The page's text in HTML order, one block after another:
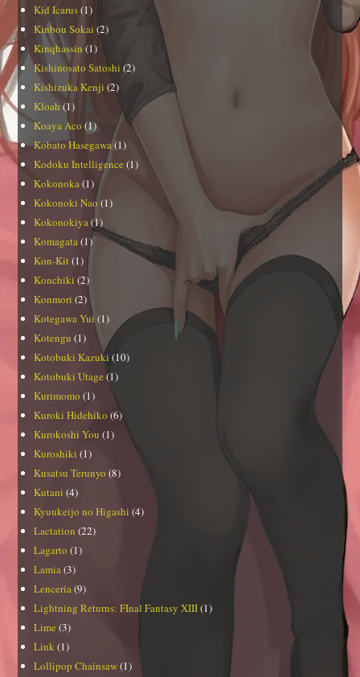
Kid Icarus(1)
Kinbou Sokai (2)
Kinqhassin (1)
Kishinosato Satoshi (2)
Kishizuka Kenji (2)
Kloah(1)
Koaya Aco (1)
Kobato Hasegawa(1)
Kodoku Intelligence (1)
Kokonoka(1)
Kokonoki Nao (1)
Kokonokiya(1)
Komagata(1)
Kon-Kit (1)
Konchiki (2)
Konmori (2)
Kotegawa Yui(1)
Kotengu (1)
Kotobuki Kazuki (10)
Kotobuki Utage (1)
Kurimomo (1)
Kuroki Hidehiko (6)
Kurokoshi You (1)
Kuroshiki (1)
Kusatsu Terunyo (8)
Kutani (4)
Kyuukeijo no Higashi (4)
Lactation (22)
Lagarto (1)
Lamia(3)
Lenceria(9)
Lightning Returns: FInal Fantasy XIII(1)
Lime (3)
Link (1)
Lollipop Chainsaw(1)